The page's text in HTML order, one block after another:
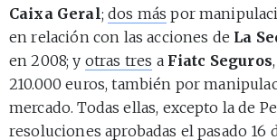
Caixa Geral;dos más por
en relación con las acciones de La
en 2008; y otras tres a Fiatc Seguros
210.000 euros, también por
mercado. Todas ellas, excepto la de
resoluciones aprobadas el pasado 16